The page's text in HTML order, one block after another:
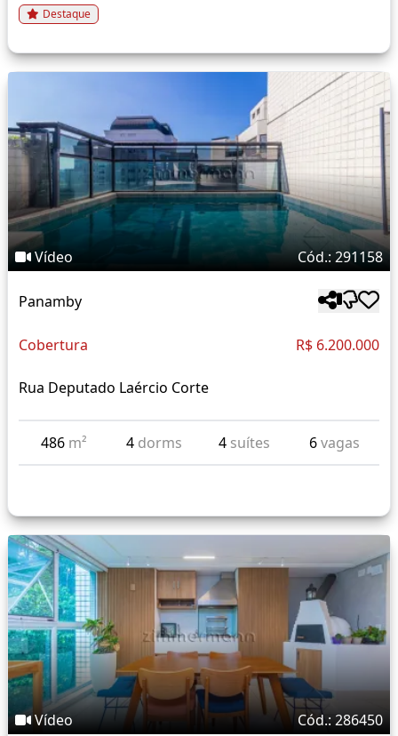
Destaque
Vídeo Cód.: 291158
Panamby
Cobertura R$ 6.200.000
Rua Deputado Laércio Corte
486 m² 4 dorms 4 suítes 6vagas
Vídeo Cód.: 286450